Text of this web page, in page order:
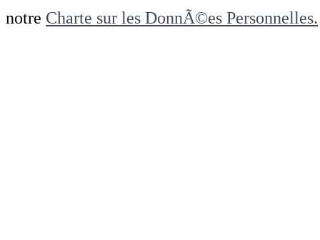
notre Charte sur les DonnÃ©es Personnelles.